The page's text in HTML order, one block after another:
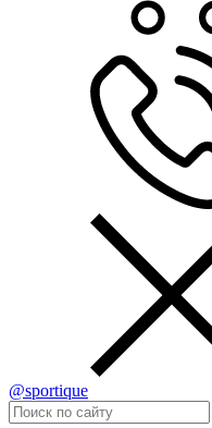
@sportique